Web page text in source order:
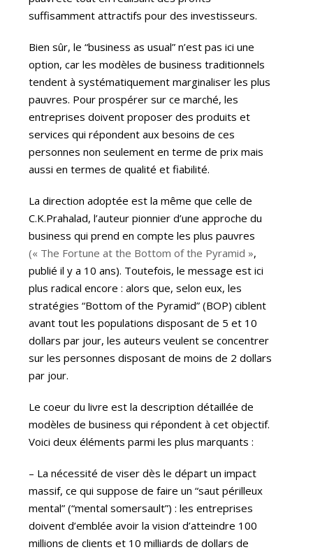
suffisamment attractifs pour des investisseurs.
Bien sûr, le “business as usual” n’est pas ici une
option, car les modèles de business traditionnels
tendent à systématiquement marginaliser les plus
pauvres. Pour prospérer sur ce marché, les
entreprises doivent proposer des produits et
services qui répondent aux besoins de ces
personnes non seulement en terme de prix mais
aussi en termes de qualité et fiabilité.
La direction adoptée est la même que celle de
C.K.Prahalad, l’auteur pionnier d’une approche du
business qui prend en compte les plus pauvres
(« The Fortune at the Bottom of the Pyramid »,
publié il y a 10 ans). Toutefois, le message est ici
plus radical encore : alors que, selon eux, les
stratégies “Bottom of the Pyramid” (BOP) ciblent
avant tout les populations disposant de 5 et 10
dollars par jour, les auteurs veulent se concentrer
sur les personnes disposant de moins de 2 dollars
par jour.
Le coeur du livre est la description détaillée de
modèles de business qui répondent à cet objectif.
Voici deux éléments parmi les plus marquants :
– La nécessité de viser dès le départ un impact
massif, ce qui suppose de faire un “saut périlleux
mental” (“mental somersault”) : les entreprises
doivent d’emblée avoir la vision d’atteindre 100
millions de clients et 10 milliards de dollars de